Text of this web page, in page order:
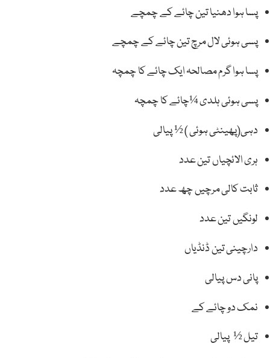
پسا ہوا دھنیا تین چائے کے چمچے
پسی ہوئی لال مرچ تین چائے کے چمچے
پسا ہوا گرم مصالحہ ایک چائے کا چمچہ
پسی ہوئی ہلدی ¼چائے کا چمچہ
دہی(پھینٹی ہوئی ) ½ پیالی
ہری الائچیاں تین عدد
ثابت کالی مرچیں چھ عدد
لونگیں تین عدد
دارچینی تین ڈنڈیاں
پانی دس پیالی
نمک دو چائے کے
تیل ½ پیالی